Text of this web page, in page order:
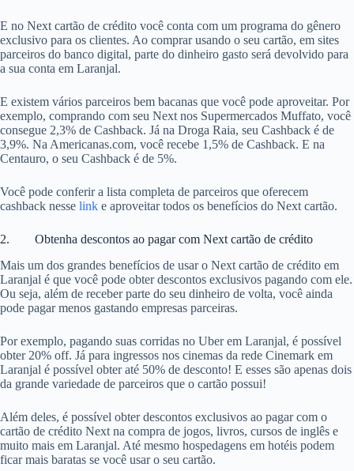
E no Next cartão de crédito você conta com um programa do gênero
exclusivo para os clientes. Ao comprar usando o seu cartão, em sites
parceiros do banco digital, parte do dinheiro gasto será devolvido para
a sua conta em Laranjal.
E existem vários parceiros bem bacanas que você pode aproveitar. Por
exemplo, comprando com seu Next nos Supermercados Muffato, você
consegue 2,3% de Cashback. Já na Droga Raia, seu Cashback é de
3,9%. Na Americanas.com, você recebe 1,5% de Cashback. E na
Centauro, o seu Cashback é de 5%.
Você pode conferir a lista completa de parceiros que oferecem
cashback nesse link e aproveitar todos os benefícios do Next cartão.
2. Obtenha descontos ao pagar com Next cartão de crédito
Mais um dos grandes benefícios de usar o Next cartão de crédito em
Laranjal é que você pode obter descontos exclusivos pagando com ele.
Ou seja, além de receber parte do seu dinheiro de volta, você ainda
pode pagar menos gastando empresas parceiras.
Por exemplo, pagando suas corridas no Uber em Laranjal, é possível
obter 20% off. Já para ingressos nos cinemas da rede Cinemark em
Laranjal é possível obter até 50% de desconto! E esses são apenas dois
da grande variedade de parceiros que o cartão possui!
Além deles, é possível obter descontos exclusivos ao pagar com o
cartão de crédito Next na compra de jogos, livros, cursos de inglês e
muito mais em Laranjal. Até mesmo hospedagens em hotéis podem
ficar mais baratas se você usar o seu cartão.